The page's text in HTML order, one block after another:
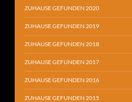
ZUHAUSE GEFUNDEN 2020
ZUHAUSE GEFUNDEN 2019
ZUHAUSE GEFUNDEN 2018
ZUHAUSE GEFUNDEN 2017
ZUHAUSE GEFUNDEN 2016
ZUHAUSE GEFUNDEN 2015